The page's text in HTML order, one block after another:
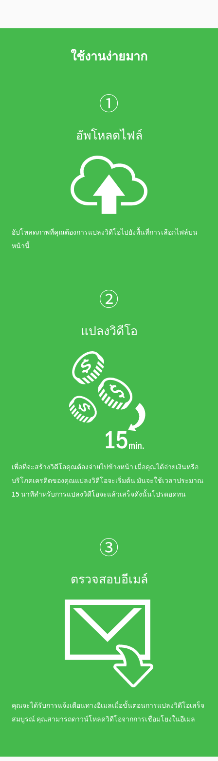
ใช้งานง่ายมาก
①
อัพโหลดไฟล์
อัปโหลดภาพที่คุณต้องการแปลงวิดีโอไปยังพื้นที่การเลือกไฟล์บน
หน้านี้
②
แปลงวิดีโอ
เพื่อที่จะสร้างวิดีโอคุณต้องจ่ายไปข้างหน้า เมื่อคุณได้จ่ายเงินหรือ
บริโภคเครดิตของคุณแปลงวิดีโอจะเริ่มต้น มันจะใช้เวลาประมาณ
15 นาทีสำหรับการแปลงวิดีโอจะแล้วเสร็จดังนั้นโปรดอดทน
③
ตรวจสอบอีเมล์
คุณจะได้รับการแจ้งเตือนทางอีเมลเมื่อขั้นตอนการแปลงวิดีโอเสร็จ
สมบูรณ์ คุณสามารถดาวน์โหลดวิดีโอจากการเชื่อมโยงในอีเมล